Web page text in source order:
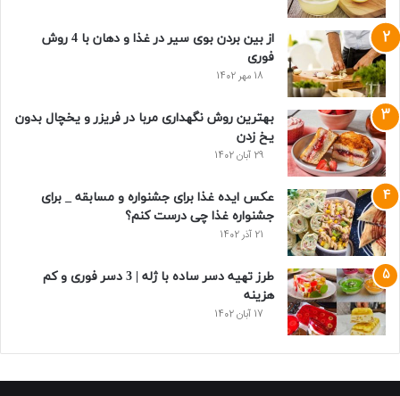
از بین بردن بوی سیر در غذا و دهان با 4 روش
فوری
18 مهر 1402
بهترین روش نگهداری مربا در فریزر و یخچال بدون
یخ زدن
29 آبان 1402
عکس ایده غذا برای جشنواره و مسابقه _ برای
جشنواره غذا چی درست کنم؟
21 آذر 1402
طرز تهیه دسر ساده با ژله | 3 دسر فوری و کم
هزینه
17 آبان 1402